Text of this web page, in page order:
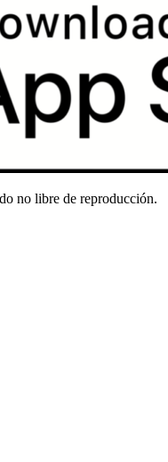
no libre de reproducción.